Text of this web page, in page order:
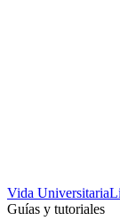
Vida Universitaria
Guías y tutoriales